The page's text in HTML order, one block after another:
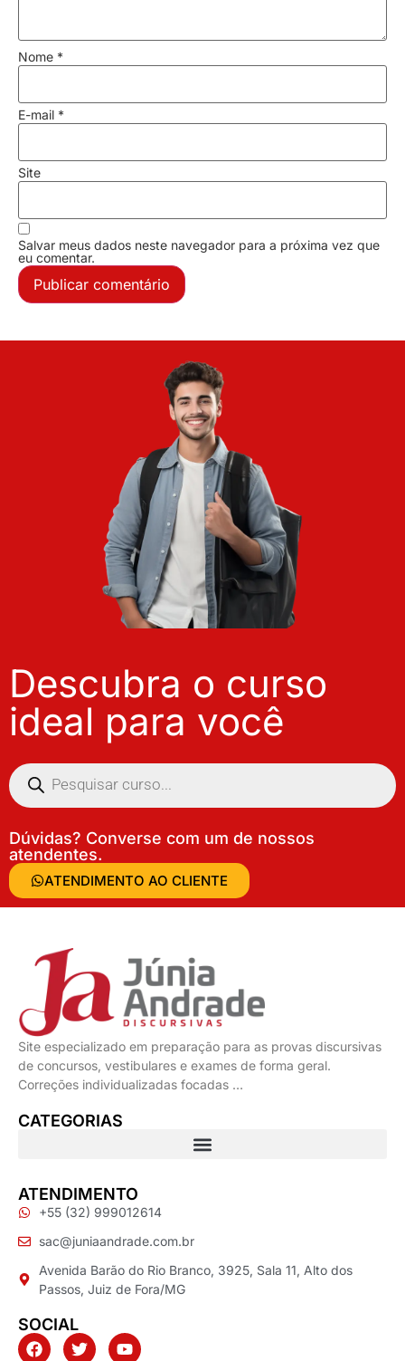
Nome *
E-mail *
Site
Salvar meus dados neste navegador para a próxima vez que
eu comentar.
Descubra o curso
ideal para você
Dúvidas? Converse com um de nossos
atendentes.
ATENDIMENTO AO CLIENTE
Site especializado em preparação para as provas discursivas
de concursos, vestibulares e exames de forma geral.
Correções individualizadas focadas …
CATEGORIAS
ATENDIMENTO
+55 (32) 999012614
sac@juniaandrade.com.br
Avenida Barão do Rio Branco, 3925, Sala 11, Alto dos
Passos, Juiz de Fora/MG
SOCIAL